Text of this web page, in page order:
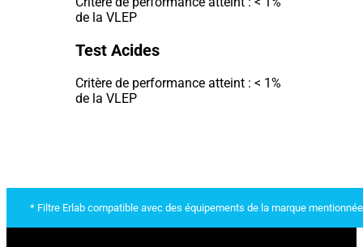
de la VLEP
Test Acides
Critère de performance atteint : < 1%
de la VLEP
* Filtre Erlab compatible avec des équipements de la marque